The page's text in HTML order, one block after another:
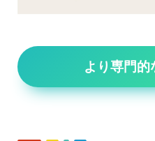
より専門的